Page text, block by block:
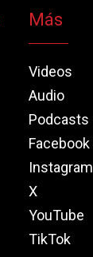
Más
Videos
Audio
Podcasts
Facebook
Instagram
X
YouTube
TikTok